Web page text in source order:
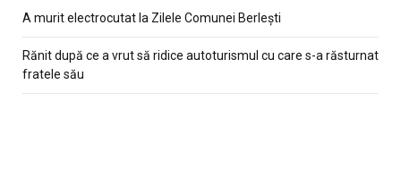
A murit electrocutat la Zilele Comunei Berlești
Rănit după ce a vrut să ridice autoturismul cu care s-a răsturnat
fratele său